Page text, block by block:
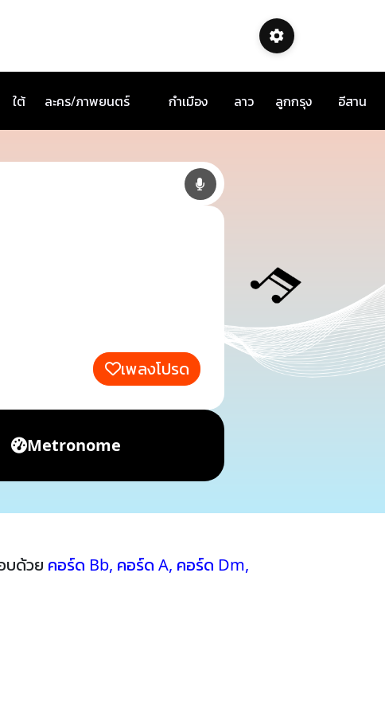
ใต้ ละคร/ภาพยนตร์ กำเมือง ลาว ลูกกรุง อีสาน
เพลงโปรด
Metronome
บด้วย คอร์ด Bb, คอร์ด A, คอร์ด Dm,